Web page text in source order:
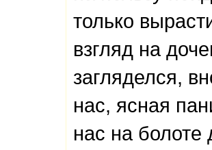
только
взгляд на
загляделся,
нас, ясная
нас на болоте